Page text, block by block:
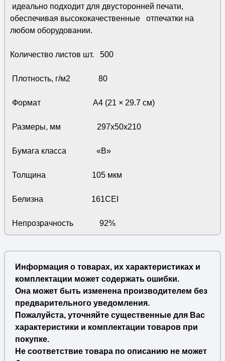
идеально подходит для двусторонней печати,
обеспечивая высококачественные отпечатки на
любом оборудовании.
Количество листов шт. 500
Плотность, г/м2 80
Формат A4 (21 × 29.7 см)
Размеры, мм 297x50x210
Бумага класса «B»
Толщина 105 мкм
Белизна 161CEI
Непрозрачность 92%
Информация о товарах, их характеристиках и
комплектации может содержать ошибки.
Она может быть изменена производителем без
предварительного уведомления.
Пожалуйста, уточняйте существенные для Вас
характеристики и комплектации товаров при
покупке.
Не соответствие товара по описанию не может